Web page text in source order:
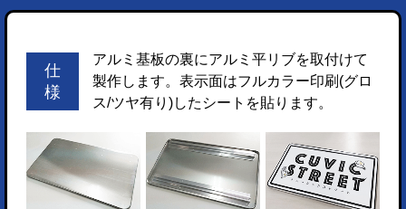
仕
様
アルミ基板の裏にアルミ平リブを取付けて
製作します。表示面はフルカラー印刷(グロ
ス/ツヤ有り)したシートを貼ります。